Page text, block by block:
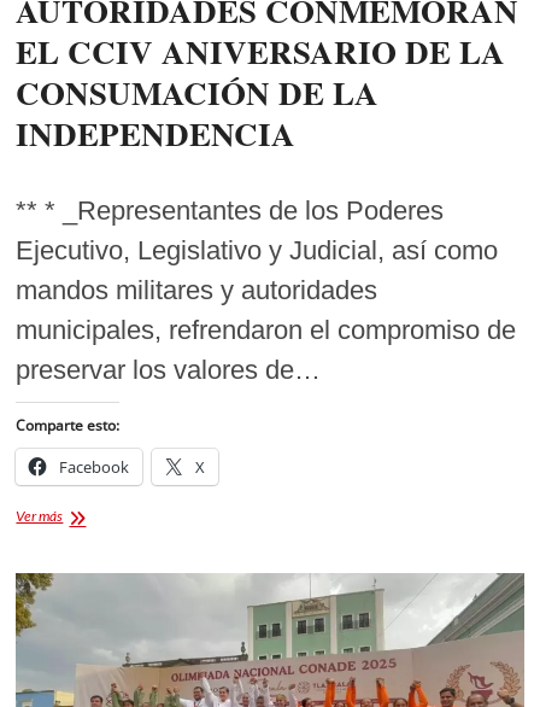
AUTORIDADES CONMEMORAN
EL CCIV ANIVERSARIO DE LA
CONSUMACIÓN DE LA
INDEPENDENCIA
** * _Representantes de los Poderes
Ejecutivo, Legislativo y Judicial, así como
mandos militares y autoridades
municipales, refrendaron el compromiso de
preservar los valores de…
Comparte esto:
Facebook X
Ver másAUTORIDADES
CONSUMACIÓN
DE